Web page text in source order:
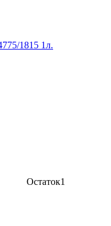
1815 1л.
Остаток1